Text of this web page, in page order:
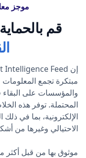
موجز
قم
مبتكرة تجمع
والمؤسسات على البقاء
المحتملة. توفر هذه
الإلكترونية، بما في
الاحتيالي وغيرها من
موثوق بها من قبل أكثر من 400 مؤسسة